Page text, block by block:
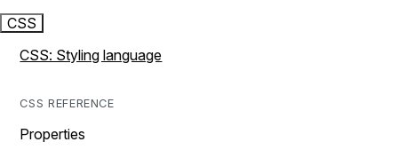
CSS
CSS: Styling language
CSS REFERENCE
Properties